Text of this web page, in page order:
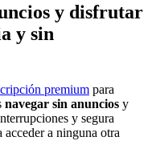
y disfrutar
y sin
premium para
navegar sin anuncios y
y segura
acceder a ninguna otra